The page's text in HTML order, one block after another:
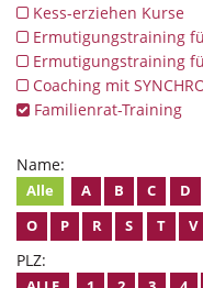
Kess-erziehen Kurse
Ermutigungstraining
Ermutigungstraining
Coaching mit
Familienrat-Training
Name:
Alle A B C D
O
P R S T V
PLZ: